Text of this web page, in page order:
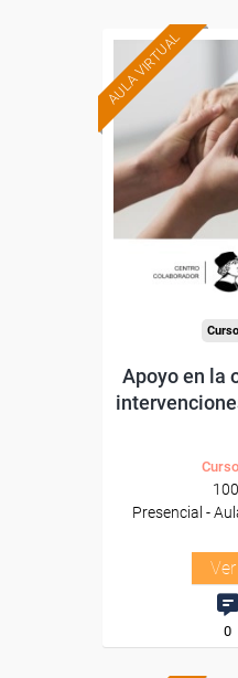
AULA VIRTUAL
Para
Para todos
Apoyo en la
Presencial -
0